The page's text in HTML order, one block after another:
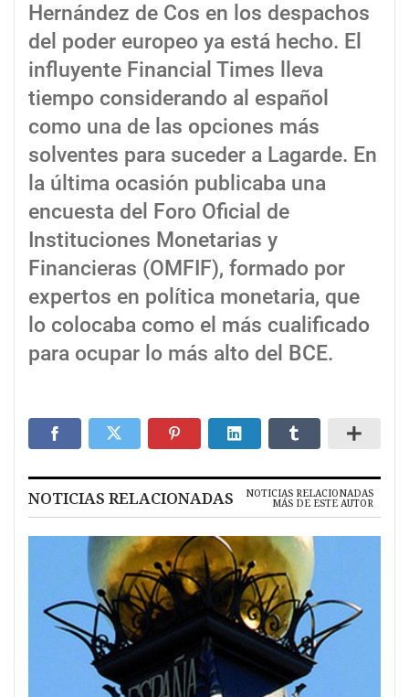
Hernández de Cos en los despachos
del poder europeo ya está hecho. El
influyente Financial Times lleva
tiempo considerando al español
como una de las opciones más
solventes para suceder a Lagarde. En
la última ocasión publicaba una
encuesta del Foro Oficial de
Instituciones Monetarias y
Financieras (OMFIF), formado por
expertos en política monetaria, que
lo colocaba como el más cualificado
para ocupar lo más alto del BCE.
NOTICIAS RELACIONADAS NOTICIAS RELACIONADAS
MÁS DE ESTE AUTOR